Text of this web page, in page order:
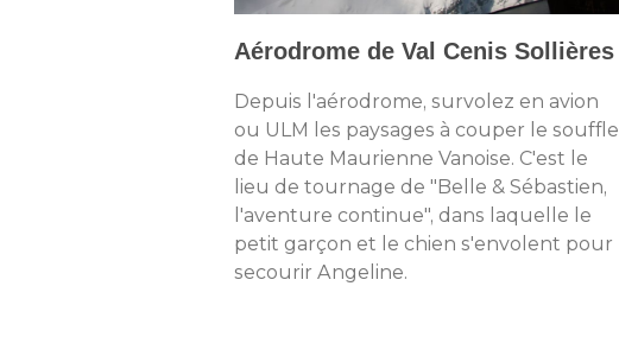
Aérodrome de Val Cenis Sollières
Depuis l'aérodrome, survolez en avion
ou ULM les paysages à couper le souffle
de Haute Maurienne Vanoise. C'est le
lieu de tournage de "Belle & Sébastien,
l'aventure continue", dans laquelle le
petit garçon et le chien s'envolent pour
secourir Angeline.